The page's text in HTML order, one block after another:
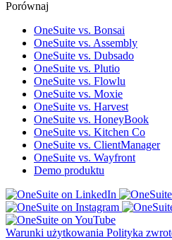
Porównaj
OneSuite vs. Bonsai
OneSuite vs. Assembly
OneSuite vs. Dubsado
OneSuite vs. Plutio
OneSuite vs. Flowlu
OneSuite vs. Moxie
OneSuite vs. Harvest
OneSuite vs. HoneyBook
OneSuite vs. Kitchen Co
OneSuite vs. ClientManager
OneSuite vs. Wayfront
Demo produktu
Warunki użytkowania Polityka